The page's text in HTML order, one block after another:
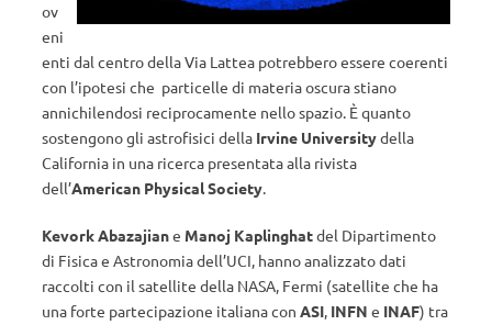
ov
eni
enti dal centro della Via Lattea potrebbero essere coerenti
con l’ipotesi che particelle di materia oscura stiano
annichilendosi reciprocamente nello spazio. È quanto
sostengono gli astrofisici della Irvine Universitydella
California in una ricerca presentata alla rivista
dell’American Physical Society.
Kevork Abazajiane Manoj Kaplinghatdel Dipartimento
di Fisica e Astronomia dell’UCI, hanno analizzato dati
raccolti con il satellite della NASA, Fermi (satellite che ha
una forte partecipazione italiana con ASI, INFN e INAF) tra